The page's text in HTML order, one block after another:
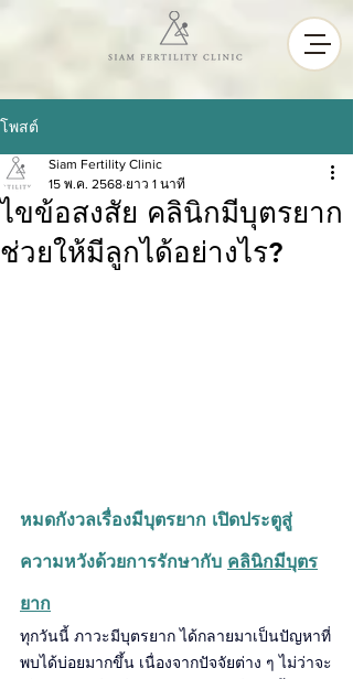
โพสต์
ไขข้อสงสัย คลินิกมีบุตรยาก
ช่วยให้มีลูกได้อย่างไร?
Siam Fertility Clinic
15 พ.ค. 2568 ยาว 1 นาที
หมดกังวลเรื่องมีบุตรยาก เปิดประตูสู่
ความหวังด้วยการรักษากับ คลินิกมีบุตร
ยาก
ทุกวันนี้ ภาวะมีบุตรยาก ได้กลายมาเป็นปัญหาที่
พบได้บ่อยมากขึ้น เนื่องจากปัจจัยต่าง ๆ ไม่ว่าจะ